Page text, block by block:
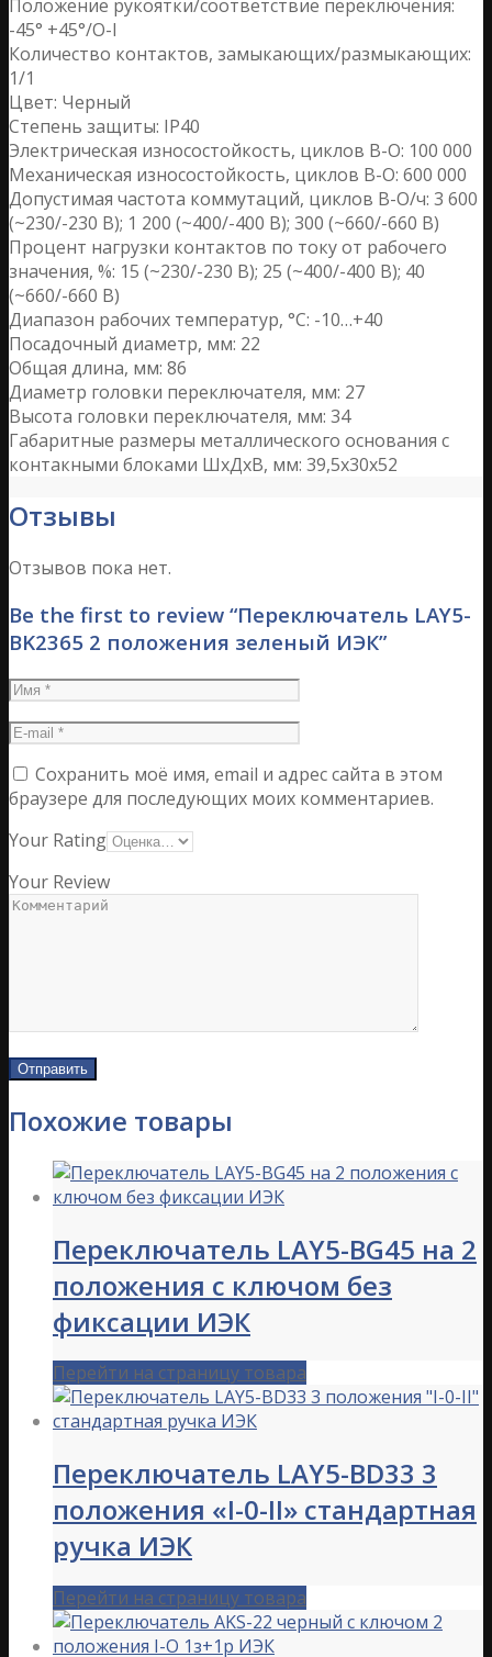
Положение рукоятки/соответствие переключения:
-45° +45°/O-I
Количество контактов, замыкающих/размыкающих:
1/1
Цвет: Черный
Степень защиты: IP40
Электрическая износостойкость, циклов В-О: 100 000
Механическая износостойкость, циклов В-О: 600 000
Допустимая частота коммутаций, циклов В-О/ч: 3 600
(~230/-230 B); 1 200 (~400/-400 B); 300 (~660/-660 B)
Процент нагрузки контактов по току от рабочего
значения, %: 15 (~230/-230 B); 25 (~400/-400 B); 40
(~660/-660 B)
Диапазон рабочих температур, °С: -10…+40
Посадочный диаметр, мм: 22
Общая длина, мм: 86
Диаметр головки переключателя, мм: 27
Высота головки переключателя, мм: 34
Габаритные размеры металлического основания с
контакными блоками ШхДхВ, мм: 39,5х30х52
Отзывы
Отзывов пока нет.
Be the first to review “Переключатель LAY5-
BK2365 2 положения зеленый ИЭК”
Сохранить моё имя, email и адрес сайта в этом
браузере для последующих моих комментариев.
Your Rating
Your Review
Похожие товары
Переключатель LAY5-BG45 на 2
положения с ключом без
фиксации ИЭК
Перейти на страницу товара
Переключатель LAY5-BD33 3
положения «I-0-II» стандартная
ручка ИЭК
Перейти на страницу товара